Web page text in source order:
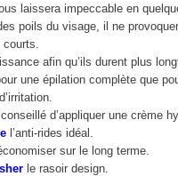
laissera impeccable en
poils du visage, il ne
afin qu’ils durent plus
une épilation complète que
d’appliquer une crème
l’anti-rides idéal.
sur le long terme.
le rasoir design.